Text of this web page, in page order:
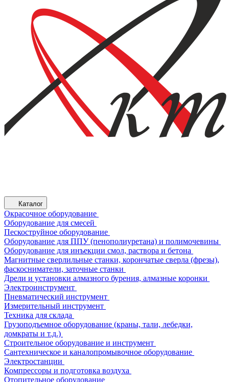
Каталог
Окрасочное оборудование
Оборудование для смесей
Пескоструйное оборудование
Оборудование для ППУ (пенополиуретана) и полимочевины
Оборудование для инъекции смол, раствора и бетона
Магнитные сверлильные станки, корончатые сверла (фрезы),
фаскосниматели, заточные станки
Дрели и установки алмазного бурения, алмазные коронки
Электроинструмент
Пневматический инструмент
Измерительный инструмент
Техника для склада
Грузоподъемное оборудование (краны, тали, лебедки,
домкраты и т.д.)
Строительное оборудование и инструмент
Сантехническое и каналопромывочное оборудование
Электростанции
Компрессоры и подготовка воздуха
Отопительное оборудование